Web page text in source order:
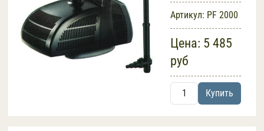
Артикул: PF 2000
Цена: 5 485
руб
Купить